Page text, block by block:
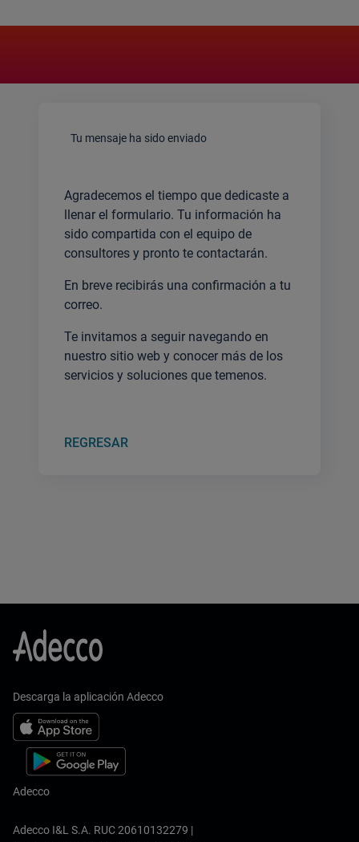
Tu mensaje ha sido enviado
Agradecemos el tiempo que dedicaste a
llenar el formulario. Tu información ha
sido compartida con el equipo de
consultores y pronto te contactarán.
En breve recibirás una confirmación a tu
correo.
Te invitamos a seguir navegando en
nuestro sitio web y conocer más de los
servicios y soluciones que temenos.
REGRESAR
Descarga la aplicación Adecco
Adecco
Adecco I&L S.A. RUC 20610132279 |